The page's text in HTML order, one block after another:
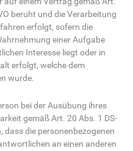
beruht und die Verarbeitung
erfolgt, sofern die
einer Aufgabe
Interesse liegt oder in
erfolgt, welche dem
wurde.
bei der Ausübung ihres
gemäß Art. 20 Abs. 1 DS-
dass die personenbezogenen
an einen anderen